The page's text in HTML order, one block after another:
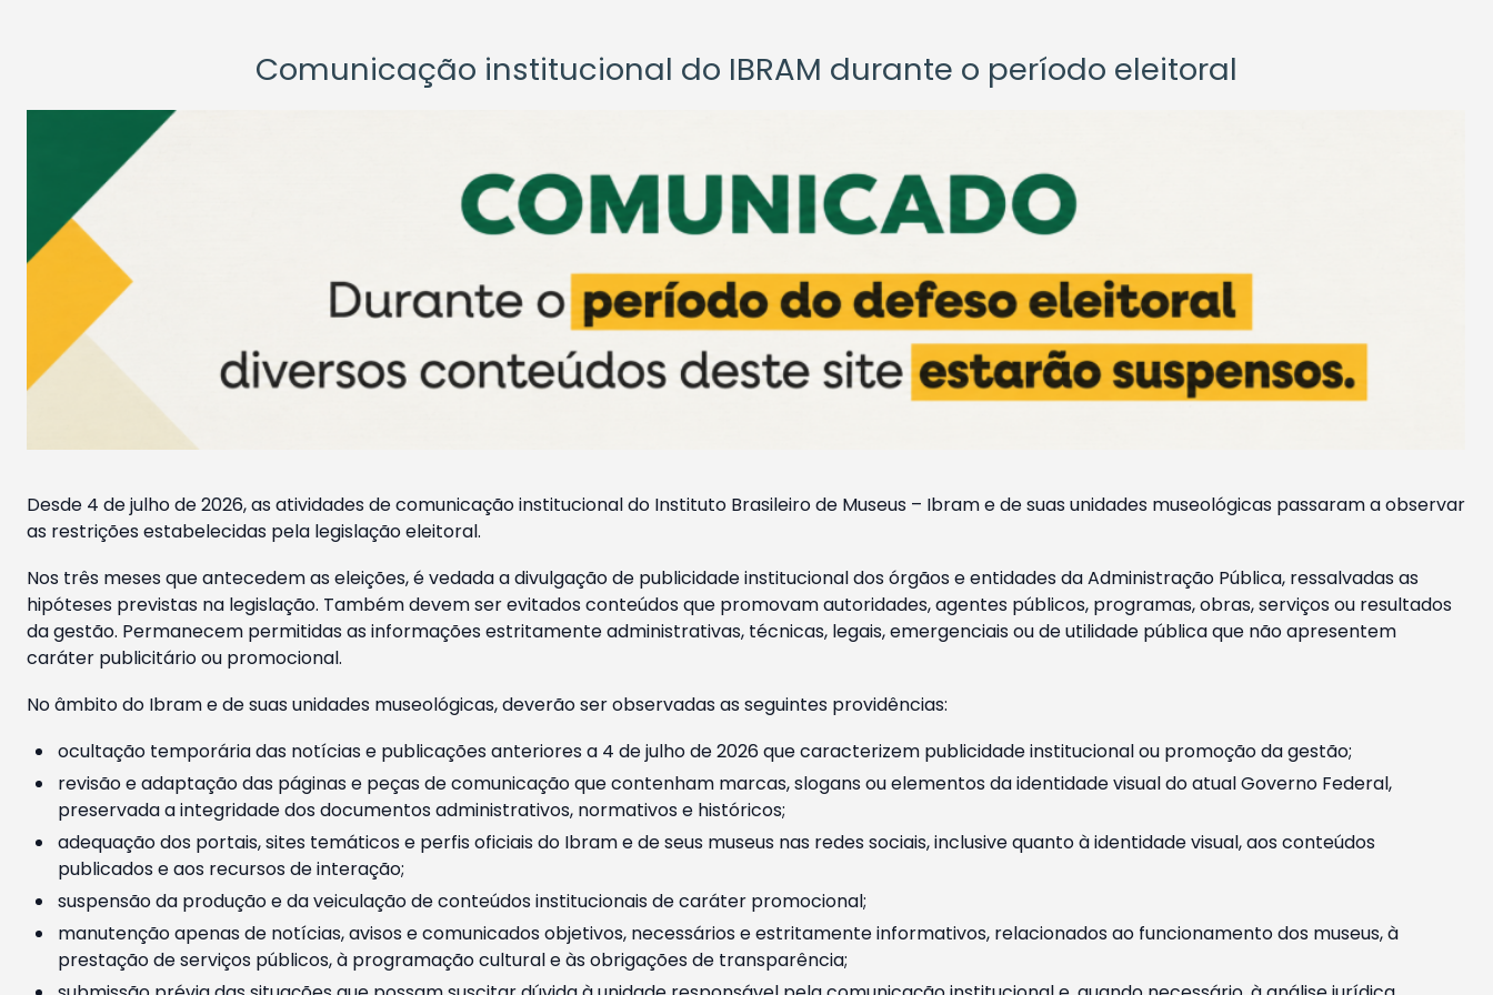
Comunicação institucional do IBRAM durante o período eleitoral
Desde 4 de julho de 2026, as atividades de comunicação institucional do Instituto Brasileiro de Museus – Ibram e de suas unidades museológicas passaram a observar
as restrições estabelecidas pela legislação eleitoral.
Nos três meses que antecedem as eleições, é vedada a divulgação de publicidade institucional dos órgãos e entidades da Administração Pública, ressalvadas as
hipóteses previstas na legislação. Também devem ser evitados conteúdos que promovam autoridades, agentes públicos, programas, obras, serviços ou resultados
da gestão. Permanecem permitidas as informações estritamente administrativas, técnicas, legais, emergenciais ou de utilidade pública que não apresentem
caráter publicitário ou promocional.
No âmbito do Ibram e de suas unidades museológicas, deverão ser observadas as seguintes providências:
ocultação temporária das notícias e publicações anteriores a 4 de julho de 2026 que caracterizem publicidade institucional ou promoção da gestão;
revisão e adaptação das páginas e peças de comunicação que contenham marcas, slogans ou elementos da identidade visual do atual Governo Federal,
preservada a integridade dos documentos administrativos, normativos e históricos;
adequação dos portais, sites temáticos e perfis oficiais do Ibram e de seus museus nas redes sociais, inclusive quanto à identidade visual, aos conteúdos
publicados e aos recursos de interação;
suspensão da produção e da veiculação de conteúdos institucionais de caráter promocional;
manutenção apenas de notícias, avisos e comunicados objetivos, necessários e estritamente informativos, relacionados ao funcionamento dos museus, à
prestação de serviços públicos, à programação cultural e às obrigações de transparência;